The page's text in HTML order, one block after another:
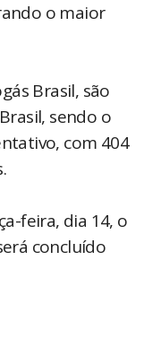
o maior
Brasil, são
sendo o
com 404
feira, dia 14, o
concluído